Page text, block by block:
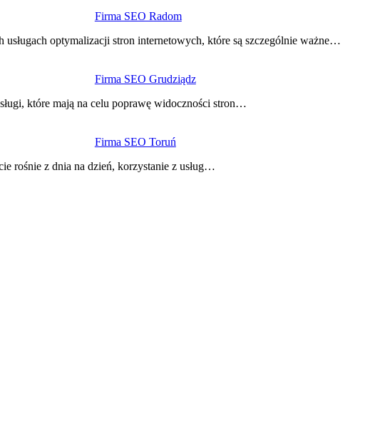
Firma SEO Radom
optymalizacji stron internetowych, które są szczególnie ważne…
Firma SEO Grudziądz
które mają na celu poprawę widoczności stron…
Firma SEO Toruń
rośnie z dnia na dzień, korzystanie z usług…